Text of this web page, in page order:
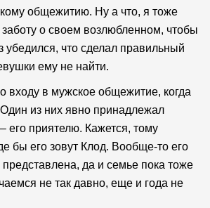
общежитию. Ну а что, я тоже
о своем возлюбленном, чтобы
убедился, что сделал правильный
ему не найти.
входу в мужское общежитие, когда
из них явно принадлежал
его приятелю. Кажется, тому
бы его зовут Клод. Вообще-то его
да и семье пока тоже
не так давно, еще и года не